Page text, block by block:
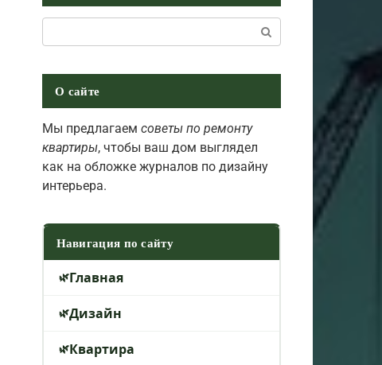
О сайте
Мы предлагаем советы по ремонту
квартиры, чтобы ваш дом выглядел
как на обложке журналов по дизайну
интерьера.
Навигация по сайту
Главная
Дизайн
Квартира